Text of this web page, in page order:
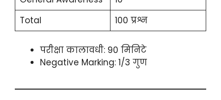
Total
100 प्रश्न
परीक्षा कालावधी: 90 मिनिटे
Negative Marking: 1/3 गुण